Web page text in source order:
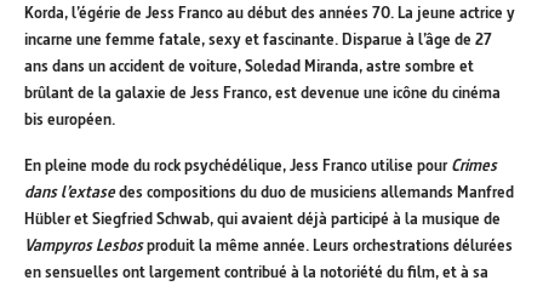
Korda, l’égérie de Jess Franco au début des années 70. La jeune actrice y
incarne une femme fatale, sexy et fascinante. Disparue à l’âge de 27
ans dans un accident de voiture, Soledad Miranda, astre sombre et
brûlant de la galaxie de Jess Franco, est devenue une icône du cinéma
bis européen.
En pleine mode du rock psychédélique, Jess Franco utilise pourCrimes
dans l’extasedes compositions du duo de musiciens allemands Manfred
Hübler et Siegfried Schwab, qui avaient déjà participé à la musique de
Vampyros Lesbosproduit la même année. Leurs orchestrations délurées
en sensuelles ont largement contribué à la notoriété du film, et à sa